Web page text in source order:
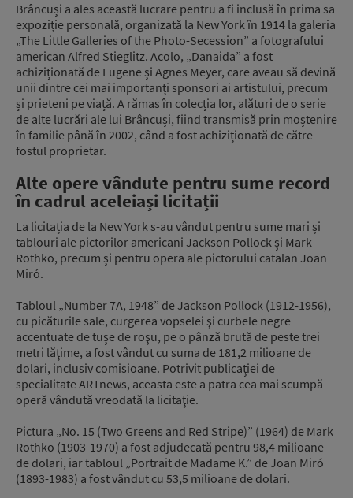
Brâncuși a ales această lucrare pentru a fi inclusă în prima sa
expoziție personală, organizată la New York în 1914 la galeria
„The Little Galleries of the Photo-Secession” a fotografului
american Alfred Stieglitz. Acolo, „Danaida” a fost
achiziționată de Eugene și Agnes Meyer, care aveau să devină
unii dintre cei mai importanți sponsori ai artistului, precum
și prieteni pe viață. A rămas în colecția lor, alături de o serie
de alte lucrări ale lui Brâncuși, fiind transmisă prin moștenire
în familie până în 2002, când a fost achiziționată de către
fostul proprietar.
Alte opere vândute pentru sume record
în cadrul aceleiași licitații
La licitația de la New York s-au vândut pentru sume mari și
tablouri ale pictorilor americani Jackson Pollock şi Mark
Rothko, precum și pentru opera ale pictorului catalan Joan
Miró.
Tabloul „Number 7A, 1948” de Jackson Pollock (1912-1956),
cu picăturile sale, curgerea vopselei şi curbele negre
accentuate de tuşe de roşu, pe o pânză brută de peste trei
metri lăţime, a fost vândut cu suma de 181,2 milioane de
dolari, inclusiv comisioane. Potrivit publicaţiei de
specialitate ARTnews, aceasta este a patra cea mai scumpă
operă vândută vreodată la licitaţie.
Pictura „No. 15 (Two Greens and Red Stripe)” (1964) de Mark
Rothko (1903-1970) a fost adjudecată pentru 98,4 milioane
de dolari, iar tabloul „Portrait de Madame K.” de Joan Miró
(1893-1983) a fost vândut cu 53,5 milioane de dolari.